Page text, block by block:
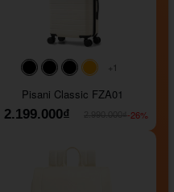
#000000#000000
#000000
#ffa500
+1
Pisani Classic FZA01
2.199.000₫
-26%